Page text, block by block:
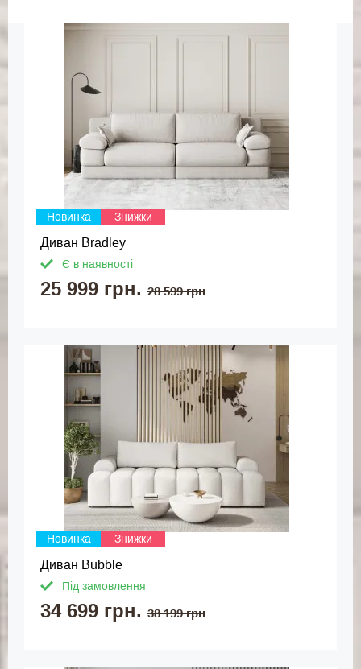
Новинка Знижки
Диван Bradley
Є в наявності
25 999 грн. 28 599 грн
Новинка Знижки
Диван Bubble
Під замовлення
34 699 грн. 38 199 грн